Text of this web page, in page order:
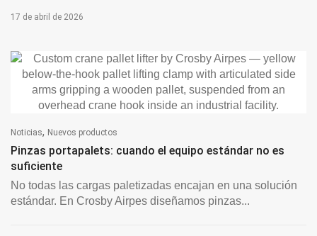
17 de abril de 2026
Noticias, Nuevos productos
Pinzas portapalets: cuando el equipo estándar no es
suficiente
No todas las cargas paletizadas encajan en una solución
estándar. En Crosby Airpes diseñamos pinzas...